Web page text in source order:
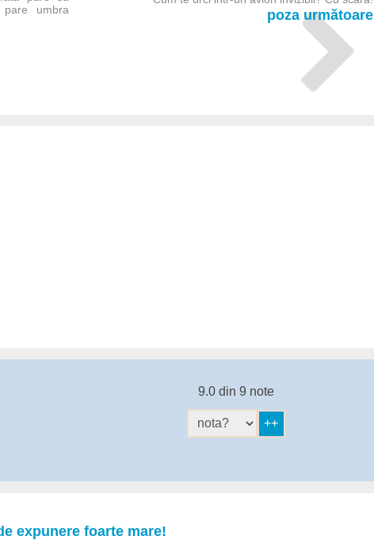
umbra
poza următoare
9.0 din 9 note
expunere foarte mare!